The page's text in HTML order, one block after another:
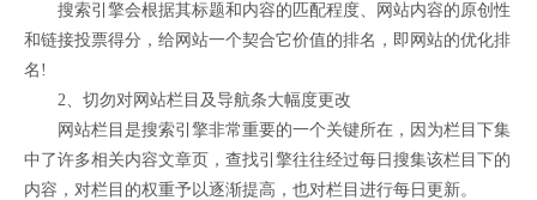
搜索引擎会根据其标题和内容的匹配程度、网站内容的原创性
和链接投票得分，给网站一个契合它价值的排名，即网站的优化排
名!
2、切勿对网站栏目及导航条大幅度更改
网站栏目是搜索引擎非常重要的一个关键所在，因为栏目下集
中了许多相关内容文章页，查找引擎往往经过每日搜集该栏目下的
内容，对栏目的权重予以逐渐提高，也对栏目进行每日更新。